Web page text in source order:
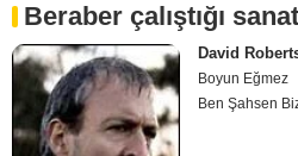
Beraber çalıştığı
David
Boyun Eğmez
Ben Şahsen